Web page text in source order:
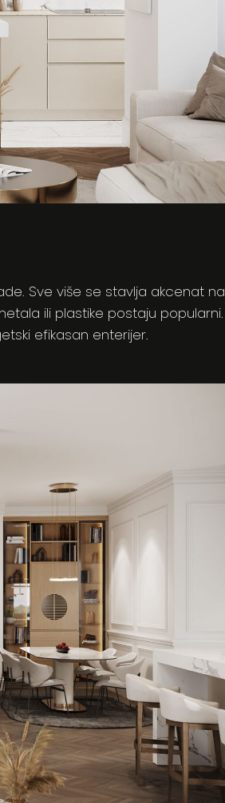
Sve više se stavlja akcenat na
ili plastike postaju popularni.
efikasan enterijer.